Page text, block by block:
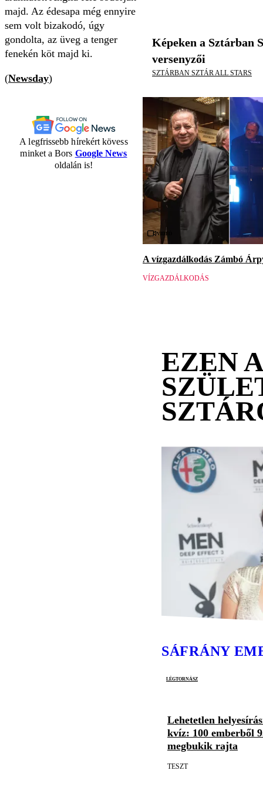
majd. Az édesapa még ennyire
sem volt bizakodó, úgy
gondolta, az üveg a tenger
fenekén köt majd ki.
(Newsday)
A legfrissebb hírekért kövess
minket a Bors Google News
oldalán is!
Képeken a Sztárban
versenyzői
SZTÁRBAN SZTÁR ALL STARS
Videó
A vízgazdálkodás Zámbó
VÍZGAZDÁLKODÁS
EZEN
SÁFRÁNY
légtornász
Lehetetlen
kvíz: 100 emberből
megbukik rajta
TESZT